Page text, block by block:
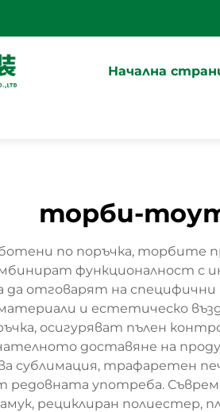
Начална
торби-
по поръчка, торбите
функционалност с
да отговарят на
материали и естетическо
осигуряват пълен
доставяне на
сублимация, трафаретен
редовната употреба.
рециклиран